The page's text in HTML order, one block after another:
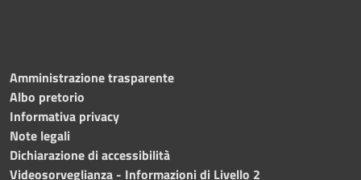
Amministrazione trasparente
Albo pretorio
Informativa privacy
Note legali
Dichiarazione di accessibilità
Videosorveglianza - Informazioni di Livello 2